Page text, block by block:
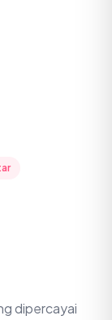
dipercayai